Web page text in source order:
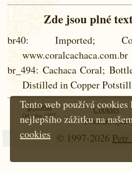
Zde jsou plné
br40: Imported;
www.coralcachaca.com.br
br_494: Cachaca Coral;
Distilled in Copper
Od roku 1997
Cookies
Poslední
© 1997-2026 Petr
Tento web používá
nejlepšího zážitku na
cookies